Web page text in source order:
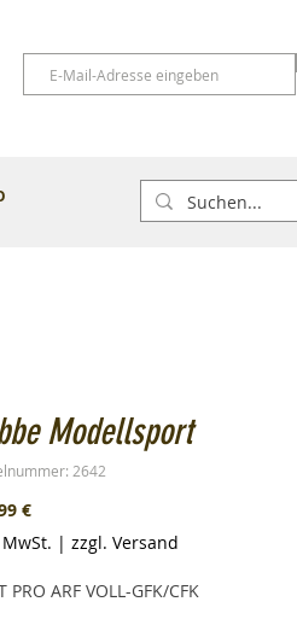
Modellsport
2642
€Preis
| zzgl. Versand
PRO ARF VOLL-GFK/CFK